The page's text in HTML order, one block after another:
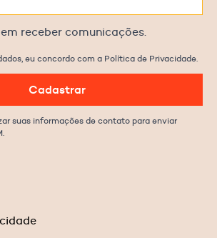
receber comunicações.
eu concordo com a Política de Privacidade.
Cadastrar
suas informações de contato para enviar